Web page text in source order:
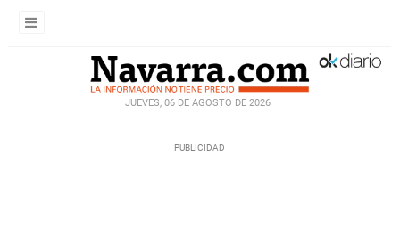
JUEVES, 06 DE AGOSTO DE 2026